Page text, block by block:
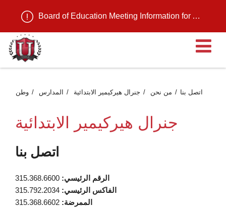
Board of Education Meeting Information for August 11, 2026
وطن المدارس جنرال هيركيمير الابتدائية من نحن اتصل بنا
جنرال هيركيمير الابتدائية
اتصل بنا
الرقم الرئيسي:
الفاكس الرئيسي:
الممرضة: